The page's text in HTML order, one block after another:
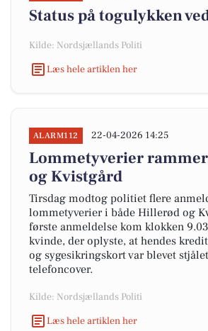
Status på togulykken
Kilde: Nordsjællands Politi
Læs hele artiklen her
ALARM112 22-04-2026 14:25
Lommetyverier
og Kvistgård
Tirsdag modtog politiet flere
lommetyverier i både Hillerød og
første anmeldelse kom klokken
kvinde, der oplyste, at hendes
og sygesikringskort var blevet
telefoncover.
Kilde: Nordsjællands Politi
Læs hele artiklen her